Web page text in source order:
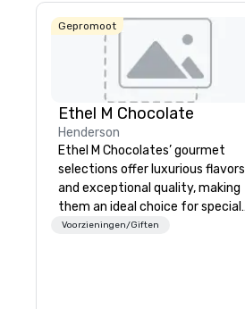
Gepromoot
Ethel M Chocolate
Henderson
Ethel M Chocolates’ gourmet
selections offer luxurious flavors
and exceptional quality, making
them an ideal choice for special
occasions, corporate holiday
Voorzieningen/Giften